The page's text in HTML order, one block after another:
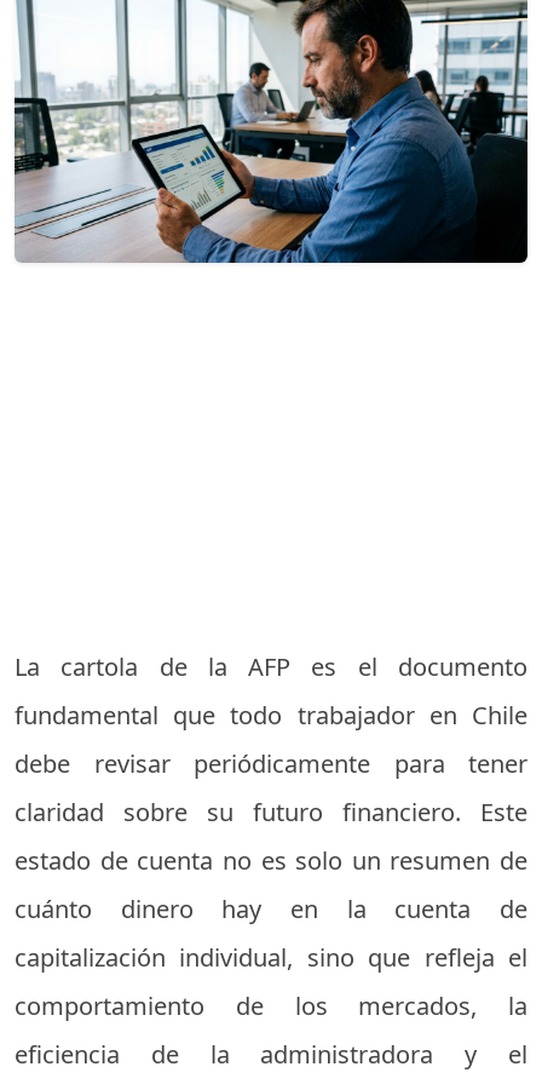
La cartola de la AFP es el documento
fundamental que todo trabajador en Chile
debe revisar periódicamente para tener
claridad sobre su futuro financiero. Este
estado de cuenta no es solo un resumen de
cuánto dinero hay en la cuenta de
capitalización individual, sino que refleja el
comportamiento de los mercados, la
eficiencia de la administradora y el